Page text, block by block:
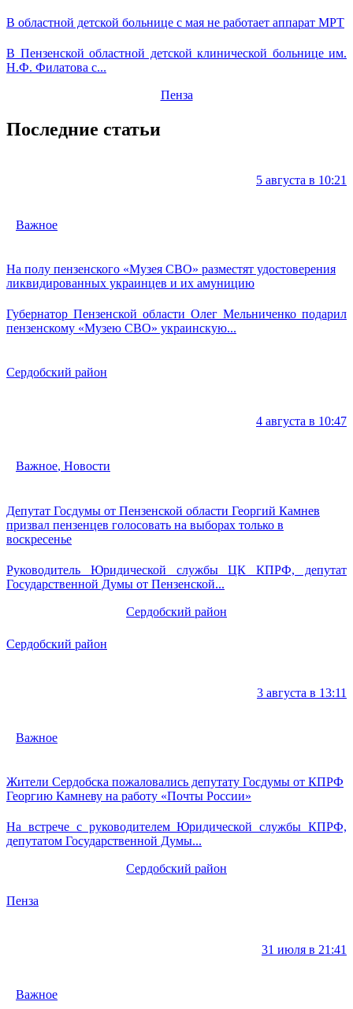
В областной детской больнице с мая не работает аппарат МРТ
В Пензенской областной детской клинической больнице им.
Н.Ф. Филатова с...
Пенза
Последние статьи
5 августа в 10:21
Важное
На полу пензенского «Музея СВО» разместят удостоверения
ликвидированных украинцев и их амуницию
Губернатор Пензенской области Олег Мельниченко подарил
пензенскому «Музею СВО» украинскую...
Сердобский район
4 августа в 10:47
Важное, Новости
Депутат Госдумы от Пензенской области Георгий Камнев
призвал пензенцев голосовать на выборах только в
воскресенье
Руководитель Юридической службы ЦК КПРФ, депутат
Государственной Думы от Пензенской...
Сердобский район
Сердобский район
3 августа в 13:11
Важное
Жители Сердобска пожаловались депутату Госдумы от КПРФ
Георгию Камневу на работу «Почты России»
На встрече с руководителем Юридической службы КПРФ,
депутатом Государственной Думы...
Сердобский район
Пенза
31 июля в 21:41
Важное